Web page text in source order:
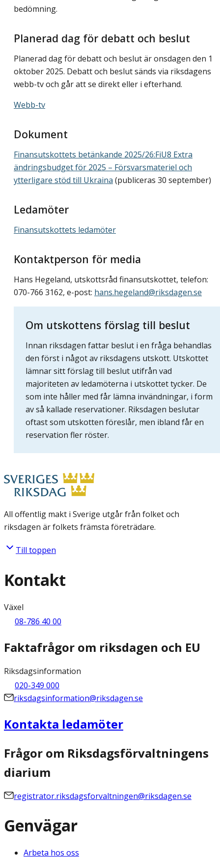
bedömning.
Planerad dag för debatt och beslut
Planerad dag för debatt och beslut är onsdagen den 1
oktober 2025. Debatt och beslut sänds via riksdagens
webb-tv och går att se direkt eller i efterhand.
Webb-tv
Dokument
Finansutskottets betänkande 2025/26:FiU8 Extra
ändringsbudget för 2025 – Försvarsmateriel och
ytterligare stöd till Ukraina (publiceras 30 september)
Ledamöter
Finansutskottets ledamöter
Kontaktperson för media
Hans Hegeland, utskottsråd finansutskottet, telefon:
070-766 3162, e-post: hans.hegeland@riksdagen.se
Om utskottens förslag till beslut
Innan riksdagen fattar beslut i en fråga behandlas
den först i något av riksdagens utskott. Utskottet
lämnar sitt förslag till beslut utifrån vad
majoriteten av ledamöterna i utskottet tycker. De
som inte håller med får lämna invändningar, i form
av så kallade reservationer. Riksdagen beslutar
oftast som utskotten föreslår, men ibland får en
reservation fler röster.
All offentlig makt i Sverige utgår från folket och
riksdagen är folkets främsta företrädare.
Till toppen
Kontakt
Växel
08-786 40 00
Faktafrågor om riksdagen och EU
Riksdagsinformation
020-349 000
riksdagsinformation@riksdagen.se
Kontakta ledamöter
Frågor om Riksdagsförvaltningens
diarium
registrator.riksdagsforvaltningen@riksdagen.se
Genvägar
Arbeta hos oss